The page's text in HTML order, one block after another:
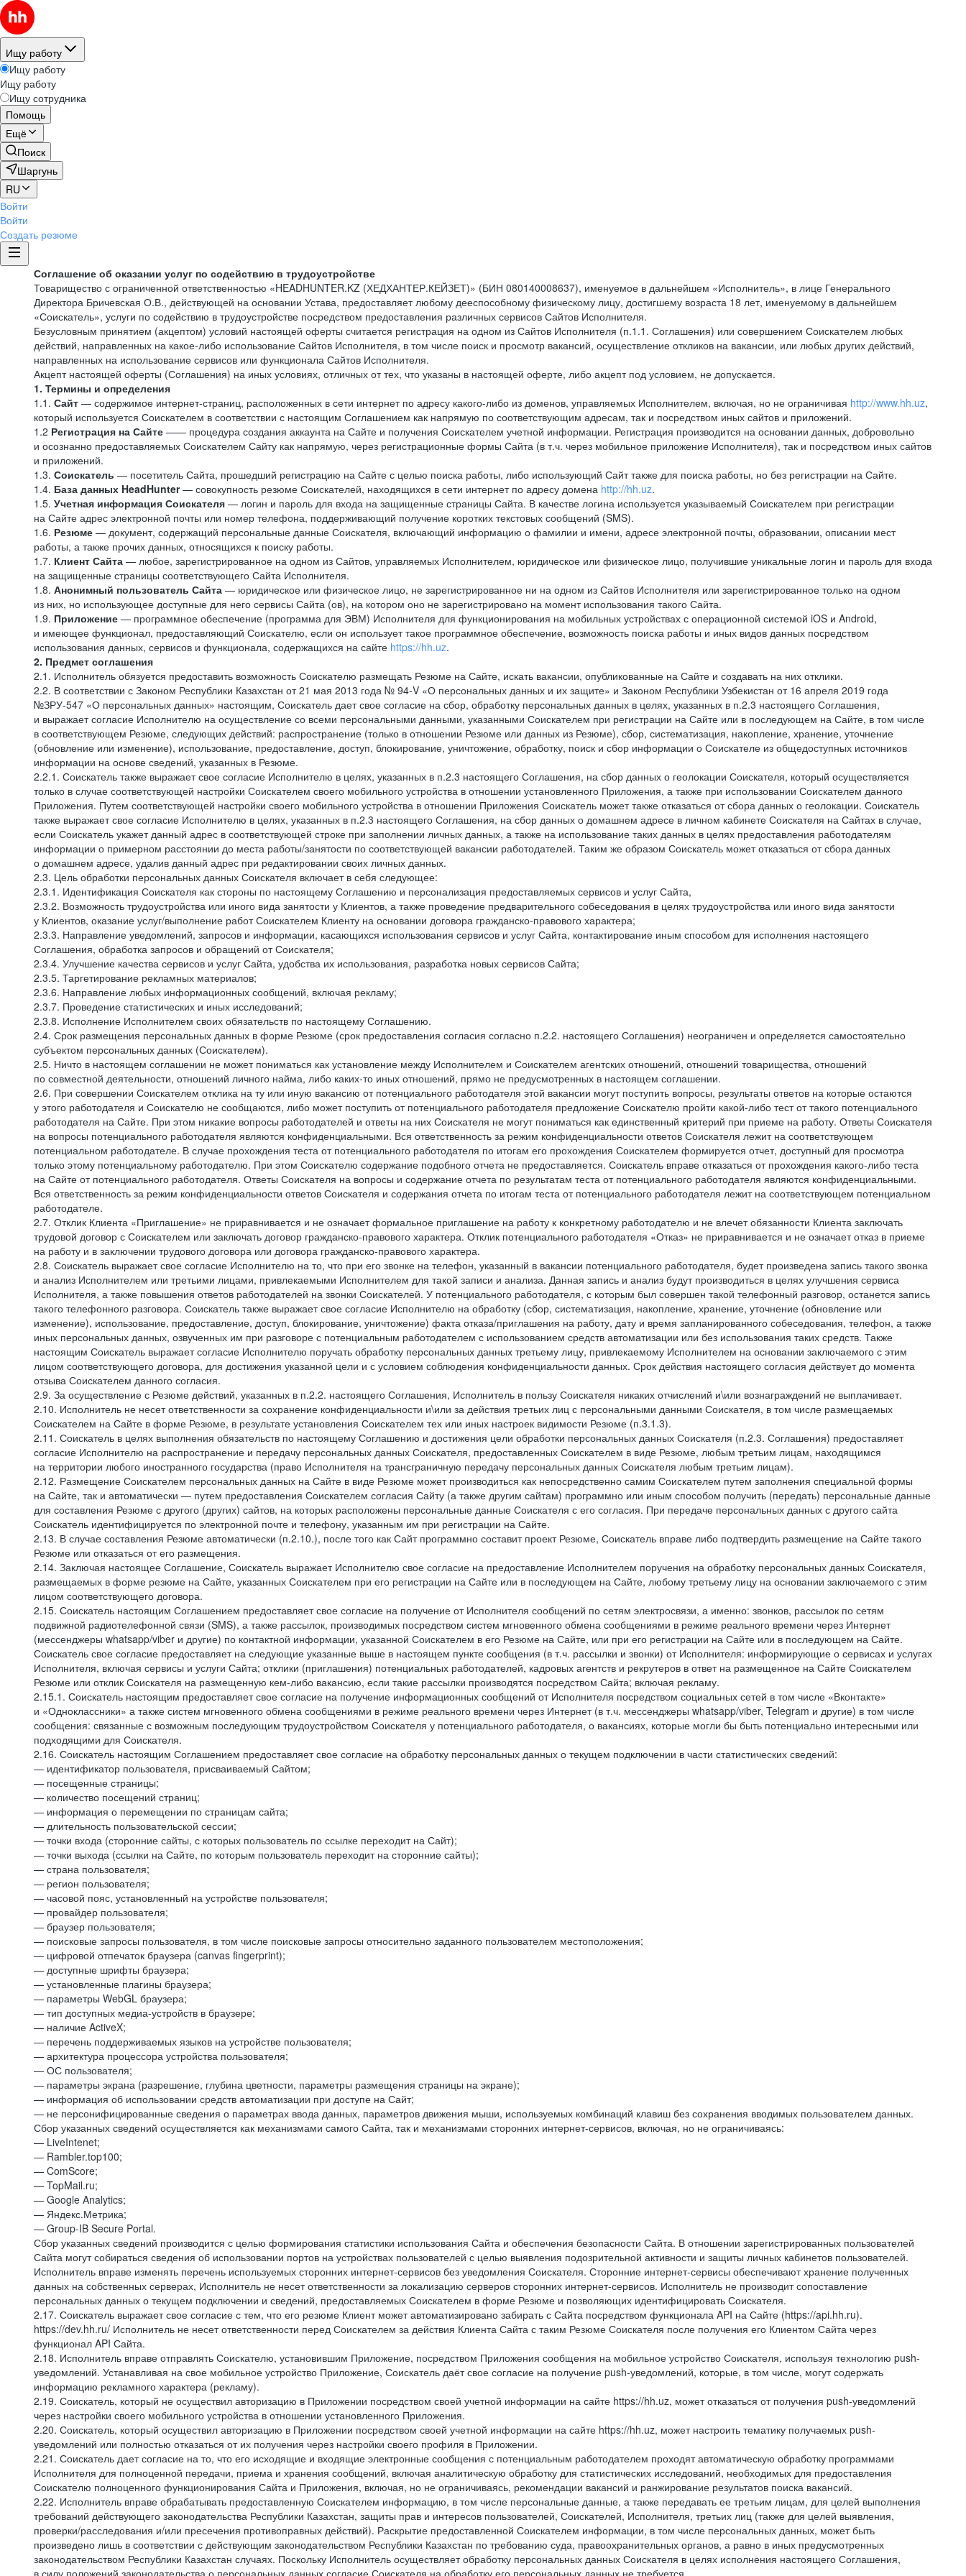
Ищу работу
Ищу работу
Ищу работу
Ищу сотрудника
Помощь
Ещё
Поиск
Шаргунь
RU
Войти
Войти
Создать резюме
Соглашение об оказании услуг по содействию в трудоустройстве
Товарищество с ограниченной ответственностью «HEADHUNTER.KZ (ХЕДХАНТЕР.КЕЙЗЕТ)» (БИН 080140008637), именуемое в дальнейшем «Исполнитель», в лице Генерального
Директора Бричевская О.В., действующей на основании Устава, предоставляет любому дееспособному физическому лицу, достигшему возраста 18 лет, именуемому в дальнейшем
«Соискатель», услуги по содействию в трудоустройстве посредством предоставления различных сервисов Сайтов Исполнителя.
Безусловным принятием (акцептом) условий настоящей оферты считается регистрация на одном из Сайтов Исполнителя (п.1.1. Соглашения) или совершением Соискателем любых
действий, направленных на какое-либо использование Сайтов Исполнителя, в том числе поиск и просмотр вакансий, осуществление откликов на вакансии, или любых других действий,
направленных на использование сервисов или функционала Сайтов Исполнителя.
Акцепт настоящей оферты (Соглашения) на иных условиях, отличных от тех, что указаны в настоящей оферте, либо акцепт под условием, не допускается.
1. Термины и определения
1.1. Сайт — содержимое интернет-страниц, расположенных в сети интернет по адресу какого-либо из доменов, управляемых Исполнителем, включая, но не ограничивая http://www.hh.uz,
который используется Соискателем в соответствии с настоящим Соглашением как напрямую по соответствующим адресам, так и посредством иных сайтов и приложений.
1.2 Регистрация на Сайте —— процедура создания аккаунта на Сайте и получения Соискателем учетной информации. Регистрация производится на основании данных, добровольно
и осознанно предоставляемых Соискателем Сайту как напрямую, через регистрационные формы Сайта (в т.ч. через мобильное приложение Исполнителя), так и посредством иных сайтов
и приложений.
1.3. Соискатель — посетитель Сайта, прошедший регистрацию на Сайте с целью поиска работы, либо использующий Сайт также для поиска работы, но без регистрации на Сайте.
1.4. База данных HeadHunter— совокупность резюме Соискателей, находящихся в сети интернет по адресу домена http://hh.uz.
1.5. Учетная информация Соискателя — логин и пароль для входа на защищенные страницы Сайта. В качестве логина используется указываемый Соискателем при регистрации
на Сайте адрес электронной почты или номер телефона, поддерживающий получение коротких текстовых сообщений (SMS).
1.6. Резюме — документ, содержащий персональные данные Соискателя, включающий информацию о фамилии и имени, адресе электронной почты, образовании, описании мест
работы, а также прочих данных, относящихся к поиску работы.
1.7. Клиент Сайта — любое, зарегистрированное на одном из Сайтов, управляемых Исполнителем, юридическое или физическое лицо, получившие уникальные логин и пароль для входа
на защищенные страницы соответствующего Сайта Исполнителя.
1.8. Анонимный пользователь Сайта — юридическое или физическое лицо, не зарегистрированное ни на одном из Сайтов Исполнителя или зарегистрированное только на одном
из них, но использующее доступные для него сервисы Сайта (ов), на котором оно не зарегистрировано на момент использования такого Сайта.
1.9. Приложение — программное обеспечение (программа для ЭВМ) Исполнителя для функционирования на мобильных устройствах с операционной системой iOS и Android,
и имеющее функционал, предоставляющий Соискателю, если он использует такое программное обеспечение, возможность поиска работы и иных видов данных посредством
использования данных, сервисов и функционала, содержащихся на сайте https://hh.uz.
2. Предмет соглашения
2.1. Исполнитель обязуется предоставить возможность Соискателю размещать Резюме на Сайте, искать вакансии, опубликованные на Сайте и создавать на них отклики.
2.2. В соответствии с Законом Республики Казахстан от 21 мая 2013 года № 94-V «О персональных данных и их защите» и Законом Республики Узбекистан от 16 апреля 2019 года
№ЗРУ-547 «О персональных данных» настоящим, Соискатель дает свое согласие на сбор, обработку персональных данных в целях, указанных в п.2.3 настоящего Соглашения,
и выражает согласие Исполнителю на осуществление со всеми персональными данными, указанными Соискателем при регистрации на Сайте или в последующем на Сайте, в том числе
в соответствующем Резюме, следующих действий: распространение (только в отношении Резюме или данных из Резюме), сбор, систематизация, накопление, хранение, уточнение
(обновление или изменение), использование, предоставление, доступ, блокирование, уничтожение, обработку, поиск и сбор информации о Соискателе из общедоступных источников
информации на основе сведений, указанных в Резюме.
2.2.1. Соискатель также выражает свое согласие Исполнителю в целях, указанных в п.2.3 настоящего Соглашения, на сбор данных о геолокации Соискателя, который осуществляется
только в случае соответствующей настройки Соискателем своего мобильного устройства в отношении установленного Приложения, а также при использовании Соискателем данного
Приложения. Путем соответствующей настройки своего мобильного устройства в отношении Приложения Соискатель может также отказаться от сбора данных о геолокации. Соискатель
также выражает свое согласие Исполнителю в целях, указанных в п.2.3 настоящего Соглашения, на сбор данных о домашнем адресе в личном кабинете Соискателя на Сайтах в случае,
если Соискатель укажет данный адрес в соответствующей строке при заполнении личных данных, а также на использование таких данных в целях предоставления работодателям
информации о примерном расстоянии до места работы/занятости по соответствующей вакансии работодателей. Таким же образом Соискатель может отказаться от сбора данных
о домашнем адресе, удалив данный адрес при редактировании своих личных данных.
2.3. Цель обработки персональных данных Соискателя включает в себя следующее:
2.3.1. Идентификация Соискателя как стороны по настоящему Соглашению и персонализация предоставляемых сервисов и услуг Сайта,
2.3.2. Возможность трудоустройства или иного вида занятости у Клиентов, а также проведение предварительного собеседования в целях трудоустройства или иного вида занятости
у Клиентов, оказание услуг/выполнение работ Соискателем Клиенту на основании договора гражданско-правового характера;
2.3.3. Направление уведомлений, запросов и информации, касающихся использования сервисов и услуг Сайта, контактирование иным способом для исполнения настоящего
Соглашения, обработка запросов и обращений от Соискателя;
2.3.4. Улучшение качества сервисов и услуг Сайта, удобства их использования, разработка новых сервисов Сайта;
2.3.5. Таргетирование рекламных материалов;
2.3.6. Направление любых информационных сообщений, включая рекламу;
2.3.7. Проведение статистических и иных исследований;
2.3.8. Исполнение Исполнителем своих обязательств по настоящему Соглашению.
2.4. Срок размещения персональных данных в форме Резюме (срок предоставления согласия согласно п.2.2. настоящего Соглашения) неограничен и определяется самостоятельно
субъектом персональных данных (Соискателем).
2.5. Ничто в настоящем соглашении не может пониматься как установление между Исполнителем и Соискателем агентских отношений, отношений товарищества, отношений
по совместной деятельности, отношений личного найма, либо каких-то иных отношений, прямо не предусмотренных в настоящем соглашении.
2.6. При совершении Соискателем отклика на ту или иную вакансию от потенциального работодателя этой вакансии могут поступить вопросы, результаты ответов на которые остаются
у этого работодателя и Соискателю не сообщаются, либо может поступить от потенциального работодателя предложение Соискателю пройти какой-либо тест от такого потенциального
работодателя на Сайте. При этом никакие вопросы работодателей и ответы на них Соискателя не могут пониматься как единственный критерий при приеме на работу. Ответы Соискателя
на вопросы потенциального работодателя являются конфиденциальными. Вся ответственность за режим конфиденциальности ответов Соискателя лежит на соответствующем
потенциальном работодателе. В случае прохождения теста от потенциального работодателя по итогам его прохождения Соискателем формируется отчет, доступный для просмотра
только этому потенциальному работодателю. При этом Соискателю содержание подобного отчета не предоставляется. Соискатель вправе отказаться от прохождения какого-либо теста
на Сайте от потенциального работодателя. Ответы Соискателя на вопросы и содержание отчета по результатам теста от потенциального работодателя являются конфиденциальными.
Вся ответственность за режим конфиденциальности ответов Соискателя и содержания отчета по итогам теста от потенциального работодателя лежит на соответствующем потенциальном
работодателе.
2.7. Отклик Клиента «Приглашение» не приравнивается и не означает формальное приглашение на работу к конкретному работодателю и не влечет обязанности Клиента заключать
трудовой договор с Соискателем или заключать договор гражданско-правового характера. Отклик потенциального работодателя «Отказ» не приравнивается и не означает отказ в приеме
на работу и в заключении трудового договора или договора гражданско-правового характера.
2.8. Соискатель выражает свое согласие Исполнителю на то, что при его звонке на телефон, указанный в вакансии потенциального работодателя, будет произведена запись такого звонка
и анализ Исполнителем или третьими лицами, привлекаемыми Исполнителем для такой записи и анализа. Данная запись и анализ будут производиться в целях улучшения сервиса
Исполнителя, а также повышения ответов работодателей на звонки Соискателей. У потенциального работодателя, с которым был совершен такой телефонный разговор, останется запись
такого телефонного разговора. Соискатель также выражает свое согласие Исполнителю на обработку (сбор, систематизация, накопление, хранение, уточнение (обновление или
изменение), использование, предоставление, доступ, блокирование, уничтожение) факта отказа/приглашения на работу, дату и время запланированного собеседования, телефон, а также
иных персональных данных, озвученных им при разговоре с потенциальным работодателем с использованием средств автоматизации или без использования таких средств. Также
настоящим Соискатель выражает согласие Исполнителю поручать обработку персональных данных третьему лицу, привлекаемому Исполнителем на основании заключаемого с этим
лицом соответствующего договора, для достижения указанной цели и с условием соблюдения конфиденциальности данных. Срок действия настоящего согласия действует до момента
отзыва Соискателем данного согласия.
2.9. За осуществление с Резюме действий, указанных в п.2.2. настоящего Соглашения, Исполнитель в пользу Соискателя никаких отчислений и\или вознаграждений не выплачивает.
2.10. Исполнитель не несет ответственности за сохранение конфиденциальности и\или за действия третьих лиц с персональными данными Соискателя, в том числе размещаемых
Соискателем на Сайте в форме Резюме, в результате установления Соискателем тех или иных настроек видимости Резюме (п.3.1.3).
2.11. Соискатель в целях выполнения обязательств по настоящему Соглашению и достижения цели обработки персональных данных Соискателя (п.2.3. Соглашения) предоставляет
согласие Исполнителю на распространение и передачу персональных данных Соискателя, предоставленных Соискателем в виде Резюме, любым третьим лицам, находящимся
на территории любого иностранного государства (право Исполнителя на трансграничную передачу персональных данных Соискателя любым третьим лицам).
2.12. Размещение Соискателем персональных данных на Сайте в виде Резюме может производиться как непосредственно самим Соискателем путем заполнения специальной формы
на Сайте, так и автоматически — путем предоставления Соискателем согласия Сайту (а также другим сайтам) программно или иным способом получить (передать) персональные данные
для составления Резюме с другого (других) сайтов, на которых расположены персональные данные Соискателя с его согласия. При передаче персональных данных с другого сайта
Соискатель идентифицируется по электронной почте и телефону, указанным им при регистрации на Сайте.
2.13. В случае составления Резюме автоматически (п.2.10.), после того как Сайт программно составит проект Резюме, Соискатель вправе либо подтвердить размещение на Сайте такого
Резюме или отказаться от его размещения.
2.14. Заключая настоящее Соглашение, Соискатель выражает Исполнителю свое согласие на предоставление Исполнителем поручения на обработку персональных данных Соискателя,
размещаемых в форме резюме на Сайте, указанных Соискателем при его регистрации на Сайте или в последующем на Сайте, любому третьему лицу на основании заключаемого с этим
лицом соответствующего договора.
2.15. Соискатель настоящим Соглашением предоставляет свое согласие на получение от Исполнителя сообщений по сетям электросвязи, а именно: звонков, рассылок по сетям
подвижной радиотелефонной связи (SMS), а также рассылок, производимых посредством систем мгновенного обмена сообщениями в режиме реального времени через Интернет
(мессенджеры whatsapp/viber и другие) по контактной информации, указанной Соискателем в его Резюме на Сайте, или при его регистрации на Сайте или в последующем на Сайте.
Соискатель свое согласие предоставляет на следующие указанные выше в настоящем пункте сообщения (в т.ч. рассылки и звонки) от Исполнителя: информирующие о сервисах и услугах
Исполнителя, включая сервисы и услуги Сайта; отклики (приглашения) потенциальных работодателей, кадровых агентств и рекрутеров в ответ на размещенное на Сайте Соискателем
Резюме или отклик Соискателя на размещенную кем-либо вакансию, если такие рассылки производятся посредством Сайта; включая рекламу.
2.15.1. Соискатель настоящим предоставляет свое согласие на получение информационных сообщений от Исполнителя посредством социальных сетей в том числе «Вконтакте»
и «Одноклассники» а также систем мгновенного обмена сообщениями в режиме реального времени через Интернет (в т.ч. мессенджеры whatsapp/viber, Telegram и другие) в том числе
сообщения: связанные с возможным последующим трудоустройством Соискателя у потенциального работодателя, о вакансиях, которые могли бы быть потенциально интересными или
подходящими для Соискателя.
2.16. Соискатель настоящим Соглашением предоставляет свое согласие на обработку персональных данных о текущем подключении в части статистических сведений:
— идентификатор пользователя, присваиваемый Сайтом;
— посещенные страницы;
— количество посещений страниц;
— информация о перемещении по страницам сайта;
— длительность пользовательской сессии;
— точки входа (сторонние сайты, с которых пользователь по ссылке переходит на Сайт);
— точки выхода (ссылки на Сайте, по которым пользователь переходит на сторонние сайты);
— страна пользователя;
— регион пользователя;
— часовой пояс, установленный на устройстве пользователя;
— провайдер пользователя;
— браузер пользователя;
— поисковые запросы пользователя, в том числе поисковые запросы относительно заданного пользователем местоположения;
— цифровой отпечаток браузера (canvas fingerprint);
— доступные шрифты браузера;
— установленные плагины браузера;
— параметры WebGL браузера;
— тип доступных медиа-устройств в браузере;
— наличие ActiveX;
— перечень поддерживаемых языков на устройстве пользователя;
— архитектура процессора устройства пользователя;
— ОС пользователя;
— параметры экрана (разрешение, глубина цветности, параметры размещения страницы на экране);
— информация об использовании средств автоматизации при доступе на Сайт;
— не персонифицированные сведения о параметрах ввода данных, параметров движения мыши, используемых комбинаций клавиш без сохранения вводимых пользователем данных.
Сбор указанных сведений осуществляется как механизмами самого Сайта, так и механизмами сторонних интернет-сервисов, включая, но не ограничиваясь:
— LiveIntenet;
— Rambler.top100;
— ComScore;
— TopMail.ru;
— Google Analytics;
— Яндекс.Метрика;
— Group-IB Secure Portal.
Сбор указанных сведений производится с целью формирования статистики использования Сайта и обеспечения безопасности Сайта. В отношении зарегистрированных пользователей
Сайта могут собираться сведения об использовании портов на устройствах пользователей с целью выявления подозрительной активности и защиты личных кабинетов пользователей.
Исполнитель вправе изменять перечень используемых сторонних интернет-сервисов без уведомления Соискателя. Сторонние интернет-сервисы обеспечивают хранение полученных
данных на собственных серверах, Исполнитель не несет ответственности за локализацию серверов сторонних интернет-сервисов. Исполнитель не производит сопоставление
персональных данных о текущем подключении и сведений, предоставляемых Соискателем в форме Резюме и позволяющих идентифицировать Соискателя.
2.17. Соискатель выражает свое согласие с тем, что его резюме Клиент может автоматизировано забирать с Сайта посредством функционала API на Сайте (https://api.hh.ru).
https://dev.hh.ru/ Исполнитель не несет ответственности перед Соискателем за действия Клиента Сайта с таким Резюме Соискателя после получения его Клиентом Сайта через
функционал API Сайта.
2.18. Исполнитель вправе отправлять Соискателю, установившим Приложение, посредством Приложения сообщения на мобильное устройство Соискателя, используя технологию push-
уведомлений. Устанавливая на свое мобильное устройство Приложение, Соискатель даёт свое согласие на получение push-уведомлений, которые, в том числе, могут содержать
информацию рекламного характера (рекламу).
2.19. Соискатель, который не осуществил авторизацию в Приложении посредством своей учетной информации на сайте https://hh.uz, может отказаться от получения push-уведомлений
через настройки своего мобильного устройства в отношении установленного Приложения.
2.20. Соискатель, который осуществил авторизацию в Приложении посредством своей учетной информации на сайте https://hh.uz, может настроить тематику получаемых push-
уведомлений или полностью отказаться от их получения через настройки своего профиля в Приложении.
2.21. Соискатель дает согласие на то, что его исходящие и входящие электронные сообщения с потенциальным работодателем проходят автоматическую обработку программами
Исполнителя для полноценной передачи, приема и хранения сообщений, включая аналитическую обработку для статистических исследований, необходимых для предоставления
Соискателю полноценного функционирования Сайта и Приложения, включая, но не ограничиваясь, рекомендации вакансий и ранжирование результатов поиска вакансий.
2.22. Исполнитель вправе обрабатывать предоставленную Соискателем информацию, в том числе персональные данные, а также передавать ее третьим лицам, для целей выполнения
требований действующего законодательства Республики Казахстан, защиты прав и интересов пользователей, Соискателей, Исполнителя, третьих лиц (также для целей выявления,
проверки/расследования и/или пресечения противоправных действий). Раскрытие предоставленной Соискателем информации, в том числе персональных данных, может быть
произведено лишь в соответствии с действующим законодательством Республики Казахстан по требованию суда, правоохранительных органов, а равно в иных предусмотренных
законодательством Республики Казахстан случаях. Поскольку Исполнитель осуществляет обработку персональных данных Соискателя в целях исполнения настоящего Соглашения,
в силу положений законодательства о персональных данных согласие Соискателя на обработку его персональных данных не требуется.